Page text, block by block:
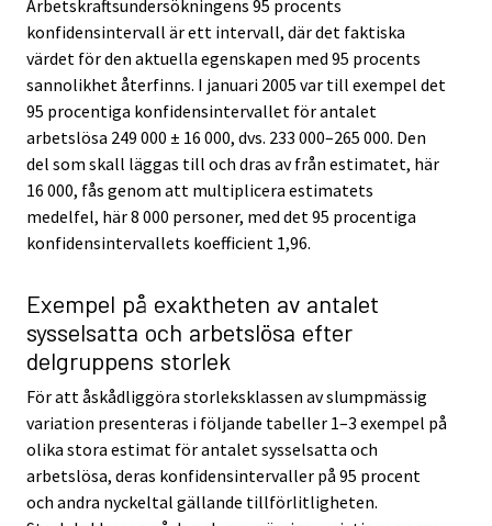
Arbetskraftsundersökningens 95 procents
konfidensintervall är ett intervall, där det faktiska
värdet för den aktuella egenskapen med 95 procents
sannolikhet återfinns. I januari 2005 var till exempel det
95 procentiga konfidensintervallet för antalet
arbetslösa 249 000 ± 16 000, dvs. 233 000–265 000. Den
del som skall läggas till och dras av från estimatet, här
16 000, fås genom att multiplicera estimatets
medelfel, här 8 000 personer, med det 95 procentiga
konfidensintervallets koefficient 1,96.
Exempel på exaktheten av antalet
sysselsatta och arbetslösa efter
delgruppens storlek
För att åskådliggöra storleksklassen av slumpmässig
variation presenteras i följande tabeller 1–3 exempel på
olika stora estimat för antalet sysselsatta och
arbetslösa, deras konfidensintervaller på 95 procent
och andra nyckeltal gällande tillförlitligheten.